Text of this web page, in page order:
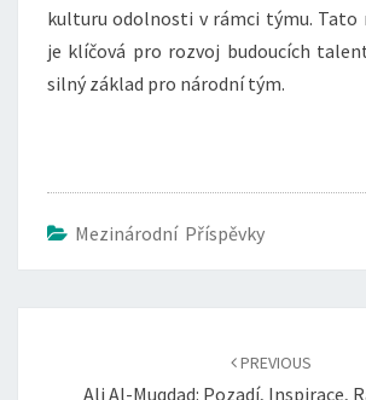
kulturu odolnosti v rámci týmu. Tato
je klíčová pro rozvoj budoucích
silný základ pro národní tým.
Mezinárodní Příspěvky
PREVIOUS
Ali Al-Muqdad: Pozadí, Inspirace,